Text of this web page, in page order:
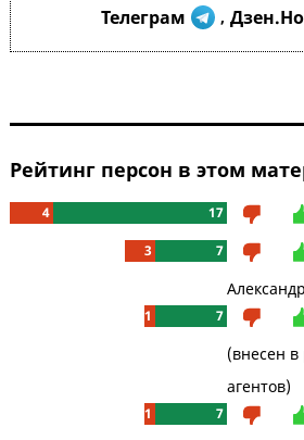
Телеграм ,
Рейтинг персон в этом
4 17
3 7
Александр
1 7
(внесен
агентов)
1 7